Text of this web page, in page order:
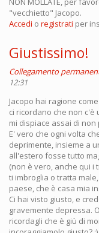
"vecchietto" Jacopo.
Accedi o registrati per
Giustissimo!
Collegamento
12:31
Jacopo hai ragione
ci ricordano che non c'è
mi dispiace assai di
E' vero che ogni volta
deprimente, insieme a
all'estero fosse tutto
(non è vero, anche qui i
ti imbroglia o tratta
paese, che è casa mia
Ci hai visto giusto, e
gravemente depressa.
ricordagli che è giù di